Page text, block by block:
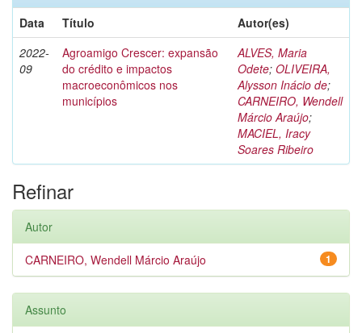
Data
Título
Autor(es)
2022-
09
Agroamigo Crescer: expansão
do crédito e impactos
macroeconômicos nos
municípios
ALVES, Maria
Odete; OLIVEIRA,
Alysson Inácio de;
CARNEIRO, Wendell
Márcio Araújo;
MACIEL, Iracy
Soares Ribeiro
Refinar
Autor
1
CARNEIRO, Wendell Márcio Araújo
Assunto